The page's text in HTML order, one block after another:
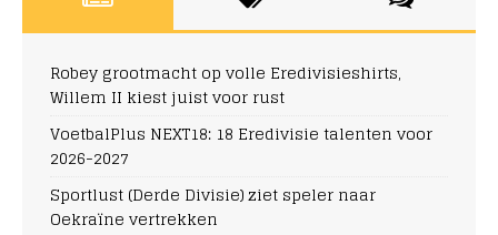
Robey grootmacht op volle Eredivisieshirts,
Willem II kiest juist voor rust
VoetbalPlus NEXT18: 18 Eredivisie talenten voor
2026-2027
Sportlust (Derde Divisie) ziet speler naar
Oekraïne vertrekken